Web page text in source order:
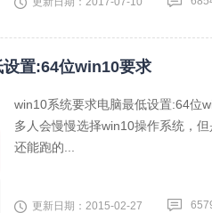
置:64位win10要求
win10系统要求电脑最低设置:64位
多人会慢慢选择win10操作系统，
还能跑的...
更新日期：2015-02-27